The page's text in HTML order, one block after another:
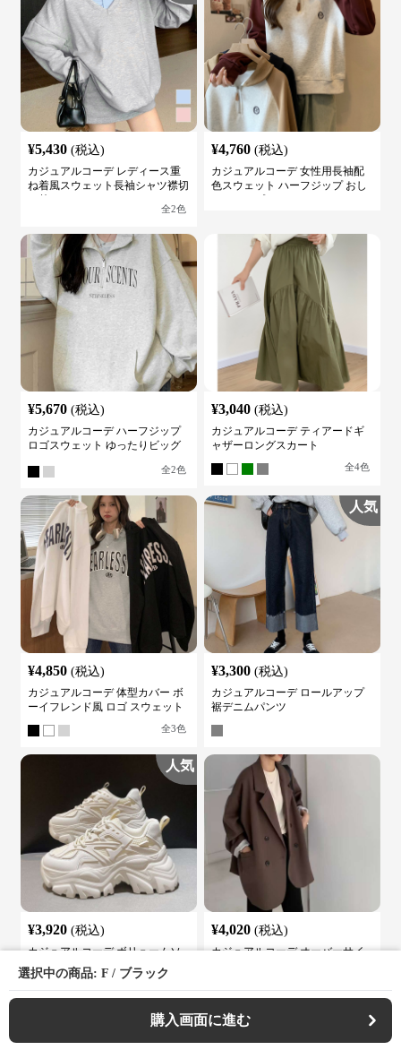
選択中の商品: F / ブラック
購入画面に進む
¥5,430 (税込)
カジュアルコーデ レディース重
ね着風スウェット長袖シャツ襟切
全2色
¥4,760 (税込)
カジュアルコーデ 女性用長袖配
色スウェット ハーフジップ おし
¥5,670 (税込)
カジュアルコーデ ハーフジップ
ロゴスウェット ゆったりビッグ
全2色
¥3,040 (税込)
カジュアルコーデ ティアードギ
ャザーロングスカート
全4色
¥4,850 (税込)
カジュアルコーデ 体型カバー ボ
ーイフレンド風 ロゴ スウェット
全3色
人気
¥3,300 (税込)
カジュアルコーデ ロールアップ
裾デニムパンツ
人気
¥3,920 (税込)
カジュアルコーデ ボリュームソ
ールスニーカー
¥4,020 (税込)
カジュアルコーデ オーバーサイ
全3色